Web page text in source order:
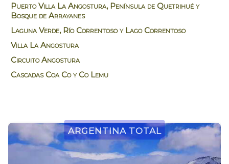
Puerto Villa La Angostura, Península de Quetrihué y
Bosque de Arrayanes
Laguna Verde, Río Correntoso y Lago Correntoso
Villa La Angostura
Circuito Angostura
Cascadas Coa Co y Co Lemu
Argentina Total